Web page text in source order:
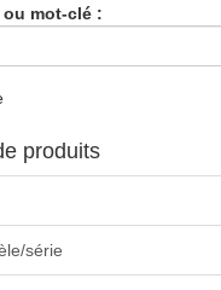
mot-clé :
produits
série